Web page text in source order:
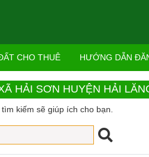
CHO THUÊ HƯỚNG DẪN
HẢI SƠN HUYỆN HẢI
kiếm sẽ giúp ích cho bạn.